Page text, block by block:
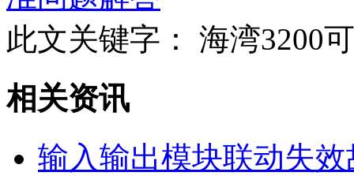
此文关键字：
海湾3200
相关资讯
输入输出模块联动失效